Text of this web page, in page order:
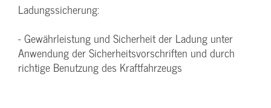
Ladungssicherung:
- Gewährleistung und Sicherheit der Ladung unter
Anwendung der Sicherheitsvorschriften und durch
richtige Benutzung des Kraftfahrzeugs